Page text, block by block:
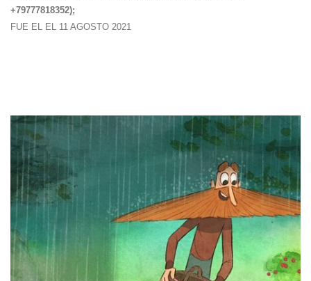
+79777818352);
FUE EL EL 11 AGOSTO 2021